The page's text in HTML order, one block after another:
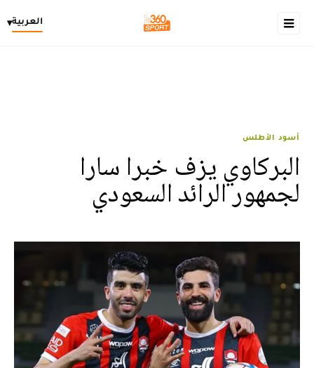
العربية▾
أسود الأطلس
البركاوي يزف خبرا سارا
لجمهور الرائد السعودي